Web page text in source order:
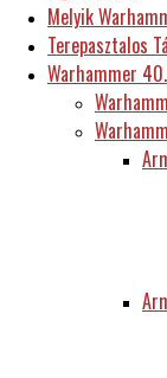
Melyik
Terepasztalos
Warhammer